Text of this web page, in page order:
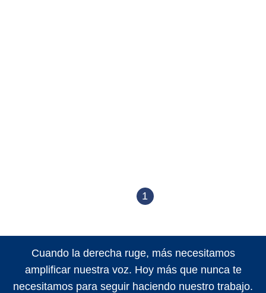
1
Cuando la derecha ruge, más necesitamos
amplificar nuestra voz. Hoy más que nunca te
necesitamos para seguir haciendo nuestro trabajo.